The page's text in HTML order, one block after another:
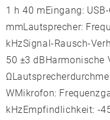
1 h 40 mEingang:
mmLautsprecher:
kHzSignal-Rausch-
50 ±3 dBHarmonische
WMikrofon:
kHzEmpfindlichkeit: -